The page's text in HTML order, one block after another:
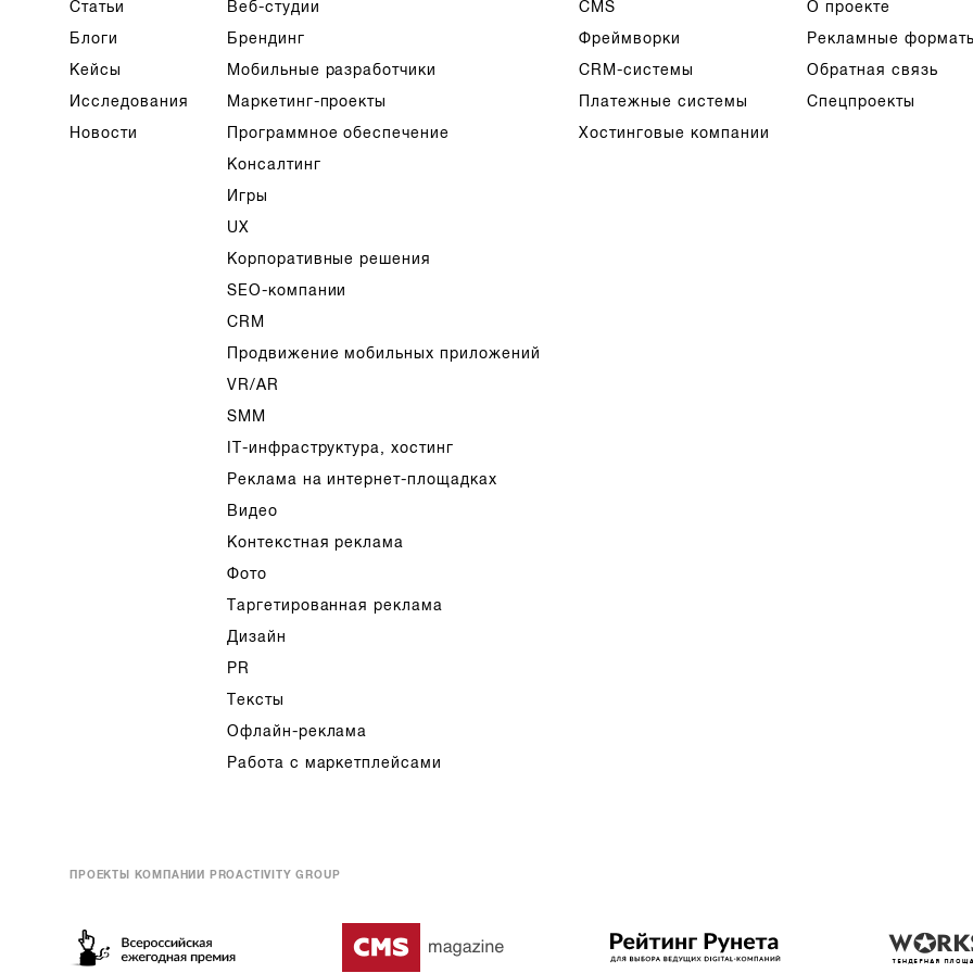
Статьи
Блоги
Кейсы
Исследования
Новости
Веб-студии
Брендинг
Мобильные разработчики
Маркетинг-проекты
Программное обеспечение
Консалтинг
Игры
UX
Корпоративные решения
SEO-компании
CRM
Продвижение мобильных приложений
VR/AR
SMM
IT-инфраструктура, хостинг
Реклама на интернет-площадках
Видео
Контекстная реклама
Фото
Таргетированная реклама
Дизайн
PR
Тексты
Офлайн-реклама
Работа с маркетплейсами
CMS
Фреймворки
CRM-системы
Платежные системы
Хостинговые компании
О проекте
Рекламные
Обратная связь
Спецпроекты
ПРОЕКТЫ КОМПАНИИ PROACTIVITY GROUP